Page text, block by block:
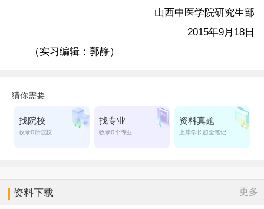
山西中医学院研究生部
2015年9月18日
（实习编辑：郭静）
资料下载 更多